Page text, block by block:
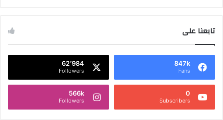
تابعنا على
847k
Fans
62٬984
Followers
0
Subscribers
566k
Followers